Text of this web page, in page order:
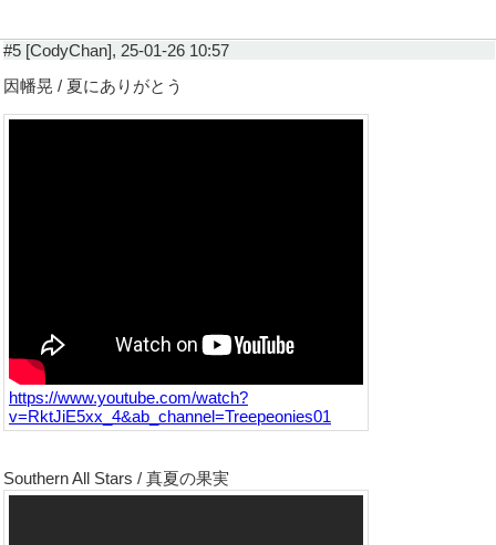
#5 [CodyChan], 25-01-26 10:57
因幡晃 / 夏にありがとう
https://www.youtube.com/watch?
v=RktJiE5xx_4&ab_channel=Treepeonies01
Southern All Stars / 真夏の果実